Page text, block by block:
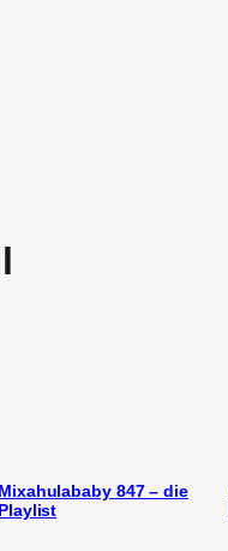
Mixahulababy 847 – die
Playlist